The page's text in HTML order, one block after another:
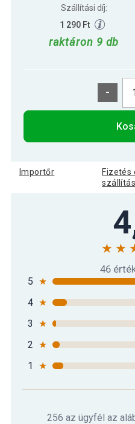
Szállítási díj:
1 290 Ft
raktáron 9 db
-
Importőr
Fizetés
szállítás
46
5 ★
4 ★
3
★
2 ★
1
★
256 az ügyfél az